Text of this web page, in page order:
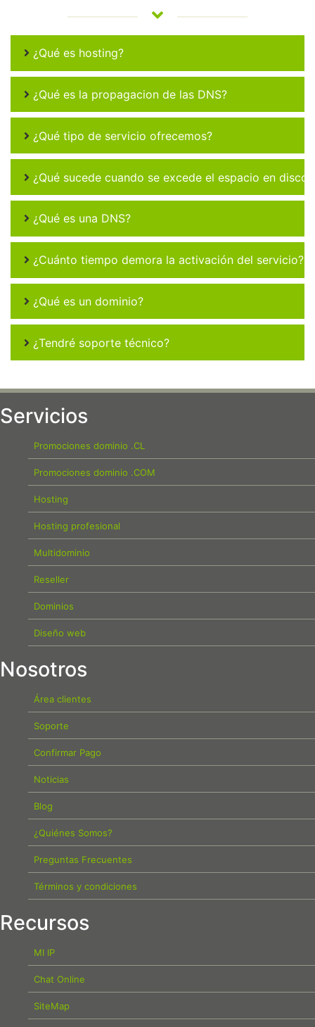
¿Qué es hosting?
¿Qué es la propagacion de las DNS?
¿Qué tipo de servicio ofrecemos?
¿Qué sucede cuando se excede el espacio en disco
¿Qué es una DNS?
¿Cuánto tiempo demora la activación del servicio?
¿Qué es un dominio?
¿Tendré soporte técnico?
Servicios
Promociones dominio .CL
Promociones dominio .COM
Hosting
Hosting profesional
Multidominio
Reseller
Dominios
Diseño web
Nosotros
Área clientes
Soporte
Confirmar Pago
Noticias
Blog
¿Quiénes Somos?
Preguntas Frecuentes
Términos y condiciones
Recursos
MI IP
Chat Online
SiteMap